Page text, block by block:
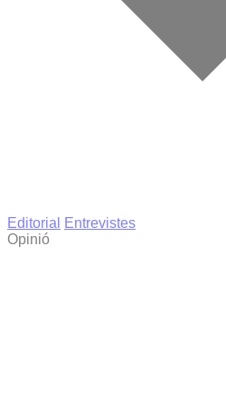
Editorial
Entrevistes
Opinió